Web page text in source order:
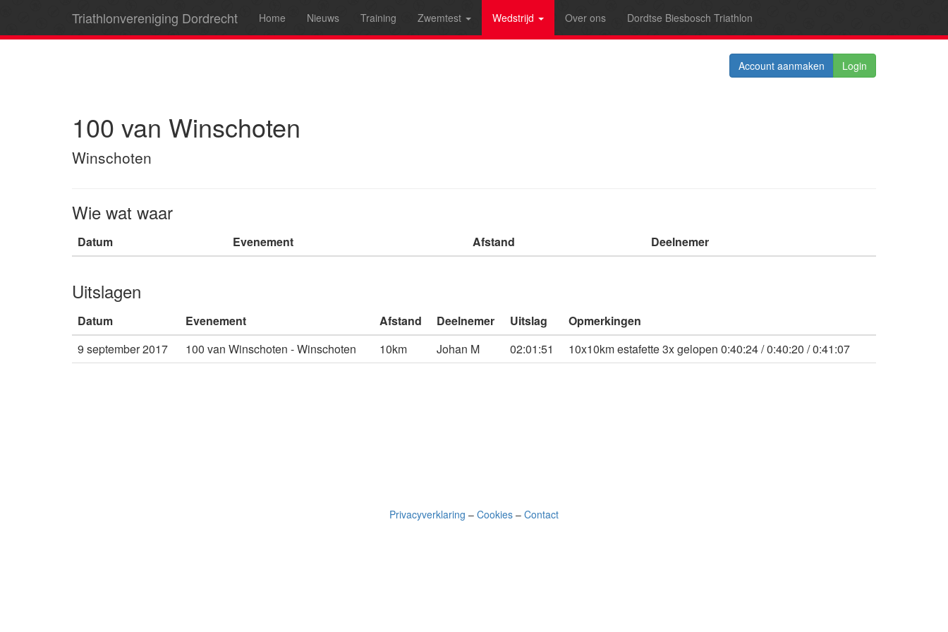
Triathlonvereniging Dordrecht Home Nieuws Training Zwemtest Wedstrijd Over ons Dordtse Biesbosch Triathlon
Account aanmaken Login
100 van Winschoten
Winschoten
Wie wat waar
Datum Evenement Afstand Deelnemer
Uitslagen
Datum Evenement Afstand Deelnemer Uitslag
Opmerkingen
9 september 2017
100 van Winschoten - Winschoten 10km Johan M 02:01:51 10x10km estafette 3x gelopen 0:40:24 / 0:40:20 / 0:41:07
Privacyverklaring – Cookies – Contact